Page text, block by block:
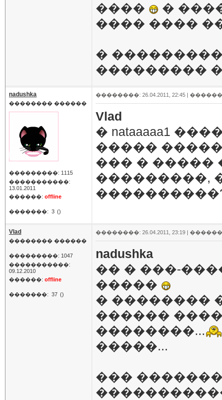
����
�
���� ����
�
���������
nadushka
�������� ������
���������: 1115
�����������:
13.01.2011
������: offline
�������: 3 ()
��������: 26.04.2011, 22:45 |
Vlad
� nataaaaa1
�����
��� � �����
���������,
Vlad
�������� ������
���������: 1047
�����������:
09.12.2010
������: offline
�������: 37 ()
��������: 26.04.2011, 23:19 |
nadushka
�� � ���-
�����
� ��������
������
��������...
�����...
���